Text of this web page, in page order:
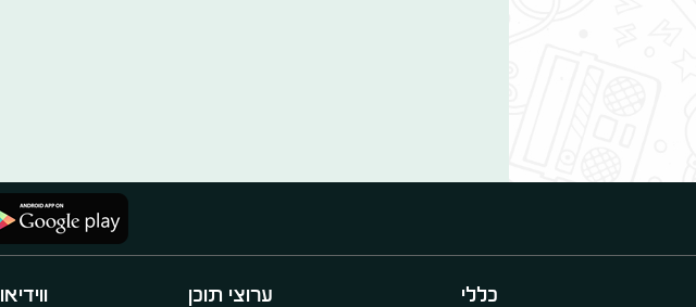
כללי ערוצי תוכן ווידיאו